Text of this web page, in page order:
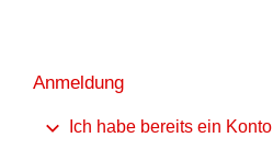
Anmeldung
Ich habe bereits ein Konto